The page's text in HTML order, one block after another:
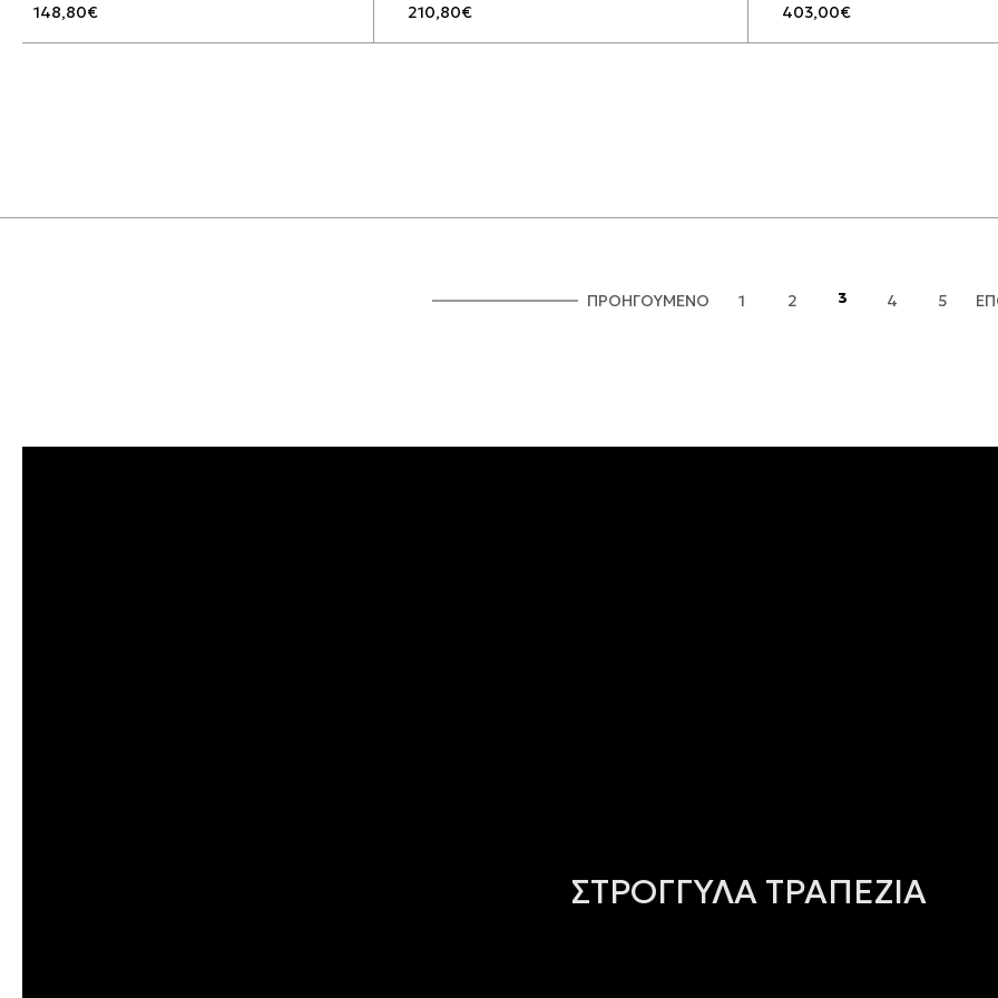
148,80€ 210,80€ 403,00€
ΠΡΟΗΓΟΥΜΕΝΟ 1 2 3 4 5
ΣΤΡΟΓΓΥΛΑ ΤΡΑΠΕΖΙΑ